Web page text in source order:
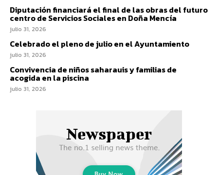
Diputación financiará el final de las obras del futuro
centro de Servicios Sociales en Doña Mencía
julio 31, 2026
Celebrado el pleno de julio en el Ayuntamiento
julio 31, 2026
Convivencia de niños saharauis y familias de
acogida en la piscina
julio 31, 2026